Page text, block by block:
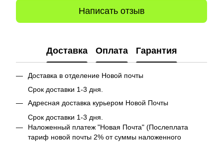
Написать отзыв
Доставка Оплата Гарантия
Доставка в отделение Новой почты
Срок доставки 1-3 дня.
Адресная доставка курьером Новой Почты
Срок доставки 1-3 дня.
Наложенный платеж "Новая Почта" (Послеплата
тариф новой почты 2% от суммы наложенного